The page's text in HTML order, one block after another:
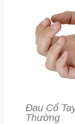
Đau Cổ
Thường